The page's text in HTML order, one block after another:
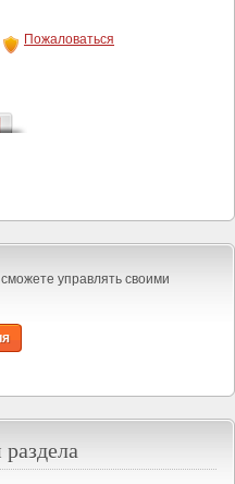
Пожаловаться
управлять своими